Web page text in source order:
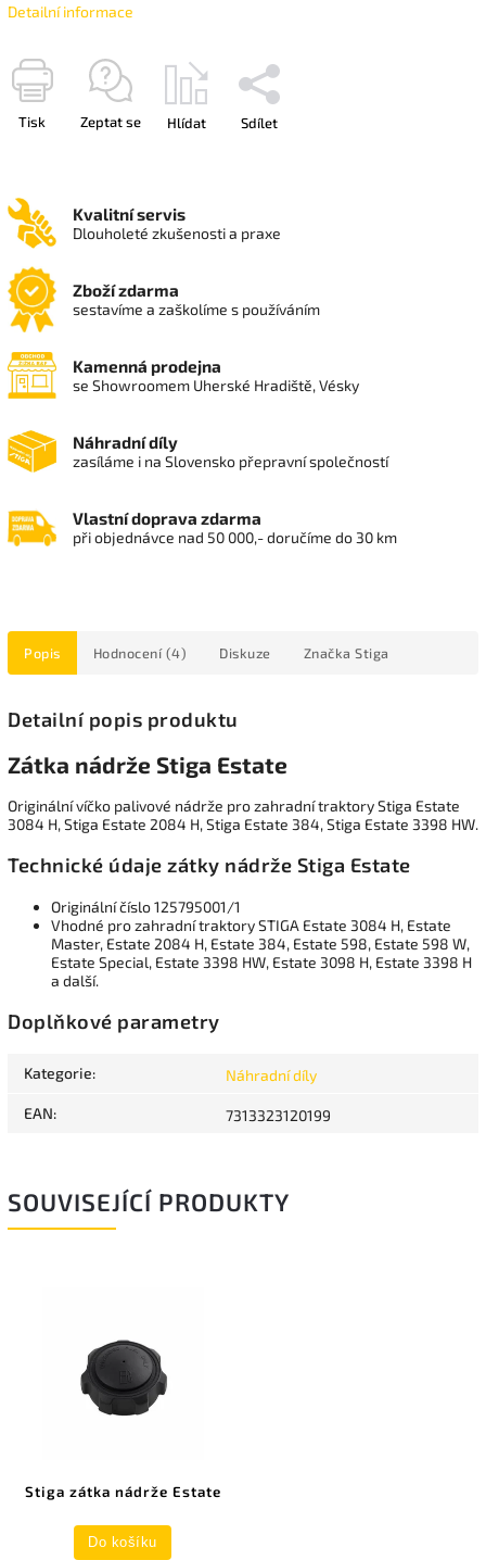
Detailní informace
Tisk Zeptat se Hlídat Sdílet
Kvalitní servis
Dlouholeté zkušenosti a praxe
Zboží zdarma
sestavíme a zaškolíme s používáním
Kamenná prodejna
se Showroomem Uherské Hradiště, Vésky
Náhradní díly
zasíláme i na Slovensko přepravní společností
Vlastní doprava zdarma
při objednávce nad 50 000,- doručíme do 30 km
Popis Hodnocení (4) Diskuze Značka Stiga
Detailní popis produktu
Zátka nádrže Stiga Estate
Originální víčko palivové nádrže pro zahradní traktory Stiga Estate
3084 H, Stiga Estate 2084 H, Stiga Estate 384, Stiga Estate 3398 HW.
Technické údaje zátky nádrže Stiga Estate
Originální číslo 125795001/1
Vhodné pro zahradní traktory STIGA Estate 3084 H, Estate
Master, Estate 2084 H, Estate 384, Estate 598, Estate 598 W,
Estate Special, Estate 3398 HW, Estate 3098 H, Estate 3398 H
a další.
Doplňkové parametry
Kategorie: Náhradní díly
EAN: 7313323120199
SOUVISEJÍCÍ PRODUKTY
Stiga zátka nádrže Estate
Do košíku